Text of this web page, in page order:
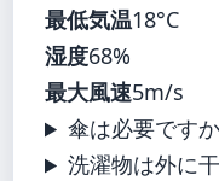
最低気温18°C
湿度68%
最大風速5m/s
傘は必要です
洗濯物は外に